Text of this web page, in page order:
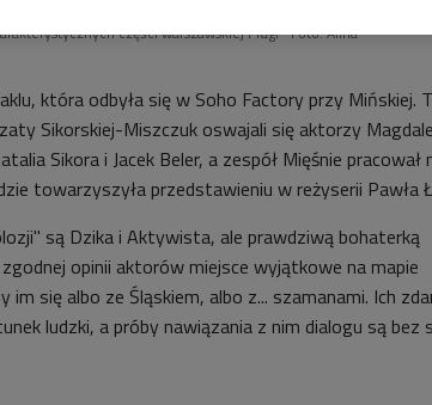
części warszawskiej Pragi Foto: Alina
która odbyła się w Soho Factory przy Mińskiej.
Sikorskiej-Miszczuk oswajali się aktorzy
Sikora i Jacek Beler, a zespół Mięśnie pracował
towarzyszyła przedstawieniu w reżyserii Pawła
są Dzika i Aktywista, ale prawdziwą bohaterką
opinii aktorów miejsce wyjątkowe na mapie
im się albo ze Śląskiem, albo z... szamanami. Ich
ludzki, a próby nawiązania z nim dialogu są bez